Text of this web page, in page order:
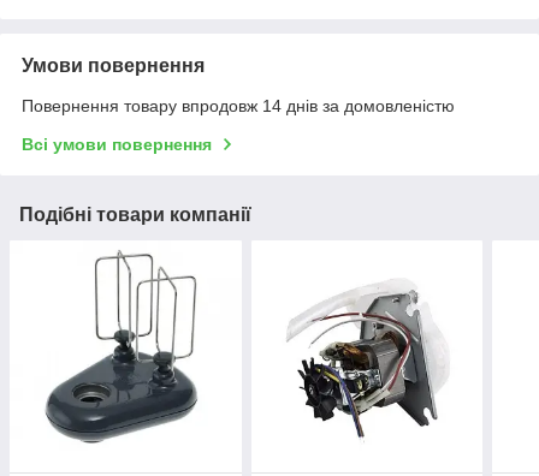
Умови повернення
Повернення товару впродовж 14 днів за домовленістю
Всі умови повернення
Подібні товари компанії